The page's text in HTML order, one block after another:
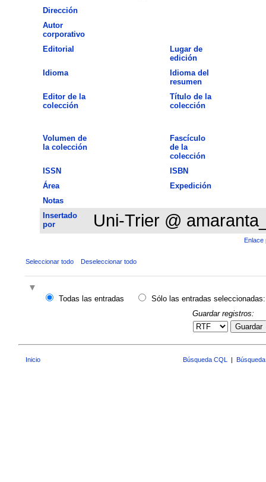
Dirección
Autor
corporativo
Editorial
Lugar de
edición
Idioma
Idioma del
resumen
Editor de la
colección
Título de la
colección
Volumen de
la colección
Fascículo
de la
colección
ISSN
ISBN
Área
Expedición
Notas
Insertado
por
Uni-Trier @
Enlace
Seleccionar todo Deseleccionar todo
Todas las entradas
Sólo las entradas seleccionadas:
Guardar registros:
Guardar
Inicio Búsqueda CQL